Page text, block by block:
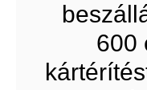
600